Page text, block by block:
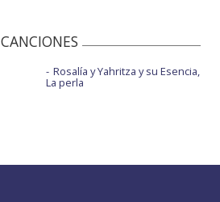
CANCIONES
Rosalía y Yahritza y su Esencia,
La perla